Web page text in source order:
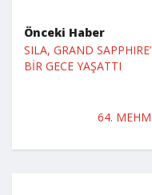
Önceki Haber
SILA, GRAND
BİR GECE YAŞATTI
64.